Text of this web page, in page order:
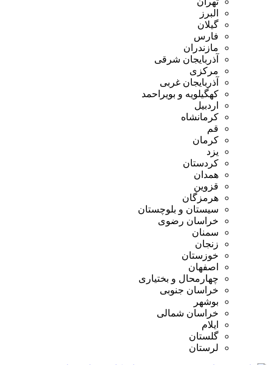
البرز
گیلان
فارس
مازندران
آذربایجان شرقی
مرکزی
آذربایجان غربی
کهگیلویه و بویراحمد
اردبیل
کرمانشاه
قم
کرمان
یزد
کردستان
همدان
قزوین
هرمزگان
سیستان و بلوچستان
خراسان رضوی
سمنان
زنجان
خوزستان
اصفهان
چهارمحال و بختیاری
خراسان جنوبی
بوشهر
خراسان شمالی
ایلام
گلستان
لرستان